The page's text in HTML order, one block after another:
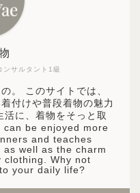
ンサルタント1級
。 このサイトでは、
付けや普段着物の魅力
に、着物をそっと取
can be enjoyed more
and teaches
well as the charm
clothing. Why not
your daily life?